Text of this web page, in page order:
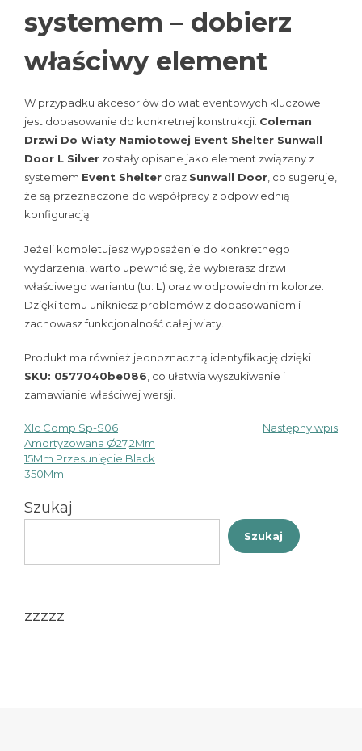
systemem – dobierz
właściwy element
W przypadku akcesoriów do wiat eventowych kluczowe
jest dopasowanie do konkretnej konstrukcji. Coleman
Drzwi Do Wiaty Namiotowej Event Shelter Sunwall
Door L Silver zostały opisane jako element związany z
systemem Event Shelter oraz Sunwall Door , co sugeruje,
że są przeznaczone do współpracy z odpowiednią
konfiguracją.
Jeżeli kompletujesz wyposażenie do konkretnego
wydarzenia, warto upewnić się, że wybierasz drzwi
właściwego wariantu (tu: L) oraz w odpowiednim kolorze.
Dzięki temu unikniesz problemów z dopasowaniem i
zachowasz funkcjonalność całej wiaty.
Produkt ma również jednoznaczną identyfikację dzięki
SKU: 0577040be086 , co ułatwia wyszukiwanie i
zamawianie właściwej wersji.
Nawigacja
wpisu
Xlc Comp Sp-S06
Amortyzowana Ø27,2Mm
15Mm Przesunięcie Black
350Mm
Następny wpis
Szukaj
Szukaj
zzzzz